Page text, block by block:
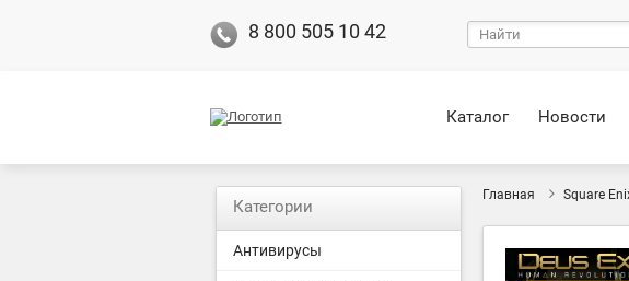
8 800 505 10 42
Каталог Новости
Главная Square
Категории
Антивирусы